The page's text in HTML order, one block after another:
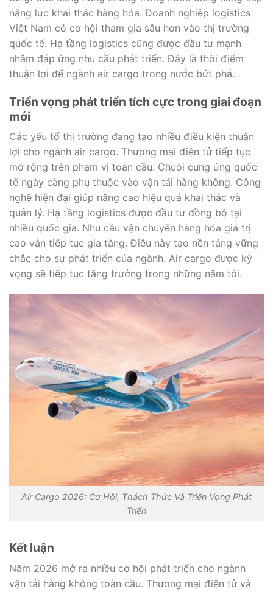
năng lực khai thác hàng hóa. Doanh nghiệp logistics
Việt Nam có cơ hội tham gia sâu hơn vào thị trường
quốc tế. Hạ tầng logistics cũng được đầu tư mạnh
nhằm đáp ứng nhu cầu phát triển. Đây là thời điểm
thuận lợi để ngành air cargo trong nước bứt phá.
Triển vọng phát triển tích cực trong giai đoạn
mới
Các yếu tố thị trường đang tạo nhiều điều kiện thuận
lợi cho ngành air cargo. Thương mại điện tử tiếp tục
mở rộng trên phạm vi toàn cầu. Chuỗi cung ứng quốc
tế ngày càng phụ thuộc vào vận tải hàng không. Công
nghệ hiện đại giúp nâng cao hiệu quả khai thác và
quản lý. Hạ tầng logistics được đầu tư đồng bộ tại
nhiều quốc gia. Nhu cầu vận chuyển hàng hóa giá trị
cao vẫn tiếp tục gia tăng. Điều này tạo nền tảng vững
chắc cho sự phát triển của ngành. Air cargo được kỳ
vọng sẽ tiếp tục tăng trưởng trong những năm tới.
Air Cargo 2026: Cơ Hội, Thách Thức Và Triển Vọng Phát
Triển
Kết luận
Năm 2026 mở ra nhiều cơ hội phát triển cho ngành
vận tải hàng không toàn cầu. Thương mại điện tử và